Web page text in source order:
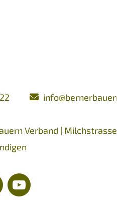
nf b rn rb
Verband |